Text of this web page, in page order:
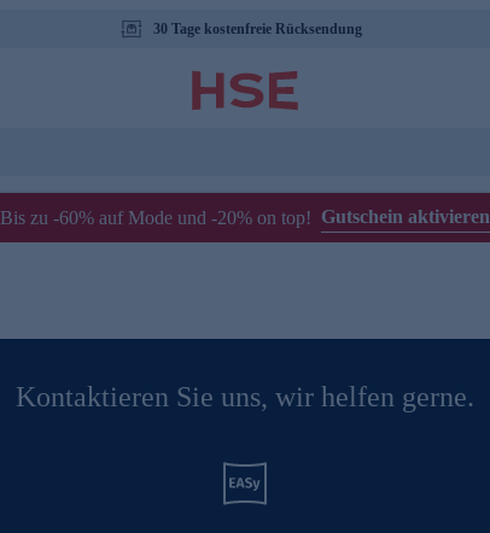
30 Tage kostenfreie Rücksendung
Bis zu -60% auf Mode und -20% on top! Gutschein aktivieren
Kontaktieren Sie uns, wir helfen gerne.